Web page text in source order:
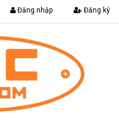
Đăng nhập Đăng ký